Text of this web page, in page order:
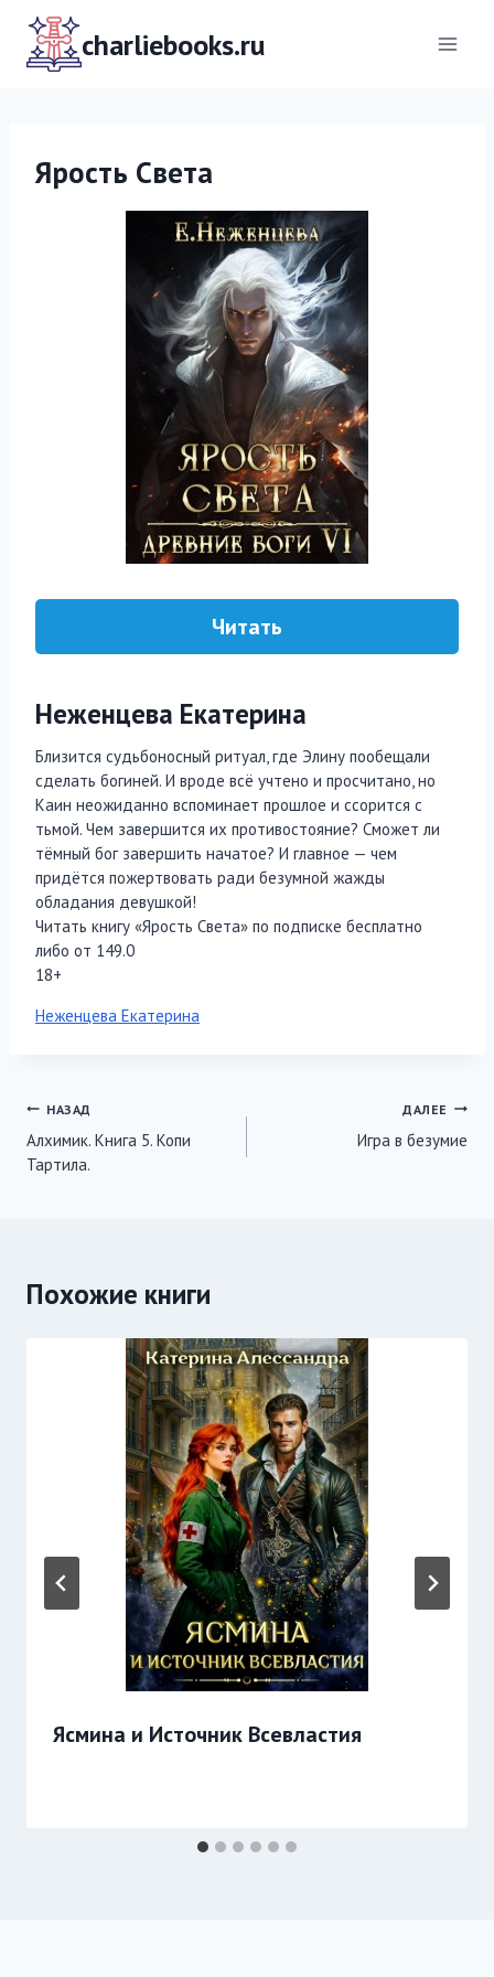
Перейти
содержимомуcharliebooks.ru
Ярость Света
Читать
Неженцева Екатерина
Близится судьбоносный ритуал, где Элину пообещали
сделать богиней. И вроде всё учтено и просчитано, но
Каин неожиданно вспоминает прошлое и ссорится с
тьмой. Чем завершится их противостояние? Сможет ли
тёмный бог завершить начатое? И главное — чем
придётся пожертвовать ради безумной жажды
обладания девушкой!
Читать книгу «Ярость Света» по подписке бесплатно
либо от 149.0
18+
Метки
Неженцева Екатерина
Навигация
по
записям
НАЗАД
Алхимик. Книга 5. Копи
Тартила.
ДАЛЕЕ
Игра в безумие
Похожие книги
Ясмина и Источник Всевластия